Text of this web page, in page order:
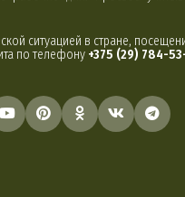
ситуацией в стране,
по телефону +375 (29) 784-